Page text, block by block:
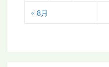
« 8月